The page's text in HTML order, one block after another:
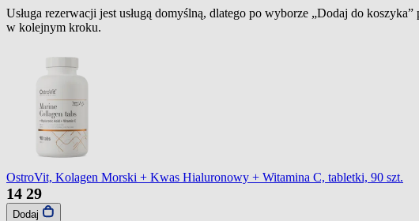
Usługa rezerwacji jest usługą domyślną, dlatego po wyborze „Dodaj do
w kolejnym kroku.
OstroVit, Kolagen Morski + Kwas Hialuronowy + Witamina C, tabletki, 90 szt.
14 29
Dodaj